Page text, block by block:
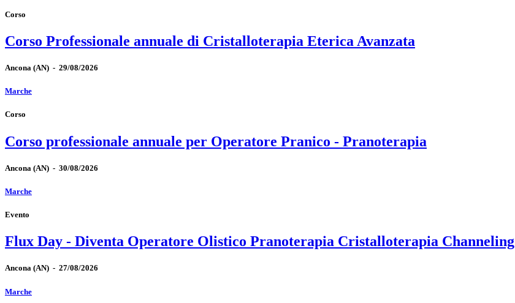
Corso
Corso Professionale annuale di Cristalloterapia Eterica Avanzata
Ancona (AN) - 29/08/2026
Marche
Corso
Corso professionale annuale per Operatore Pranico - Pranoterapia
Ancona (AN) - 30/08/2026
Marche
Evento
Flux Day - Diventa Operatore Olistico Pranoterapia Cristalloterapia Channeling
Ancona (AN) - 27/08/2026
Marche